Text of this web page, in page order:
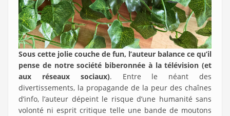
Sous cette jolie couche de fun, l’auteur balance ce qu’il
pense de notre société biberonnée à la télévision (et
aux réseaux sociaux). Entre le néant des
divertissements, la propagande de la peur des chaînes
d’info, l’auteur dépeint le risque d’une humanité sans
volonté ni esprit critique telle une bande de moutons